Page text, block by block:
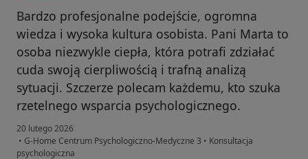
​Bardzo profesjonalne podejście, ogromna
wiedza i wysoka kultura osobista. Pani Marta to
osoba niezwykle ciepła, która potrafi zdziałać
cuda swoją cierpliwością i trafną analizą
sytuacji. Szczerze polecam każdemu, kto szuka
rzetelnego wsparcia psychologicznego.
20 lutego 2026
• G-Home Centrum Psychologiczno-Medyczne 3 • Konsultacja
psychologiczna